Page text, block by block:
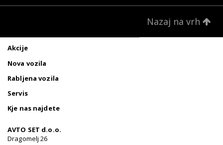
Nazaj na vrh
Akcije
Nova vozila
Rabljena vozila
Servis
Kje nas najdete
AVTO SET d.o.o.
Dragomelj 26